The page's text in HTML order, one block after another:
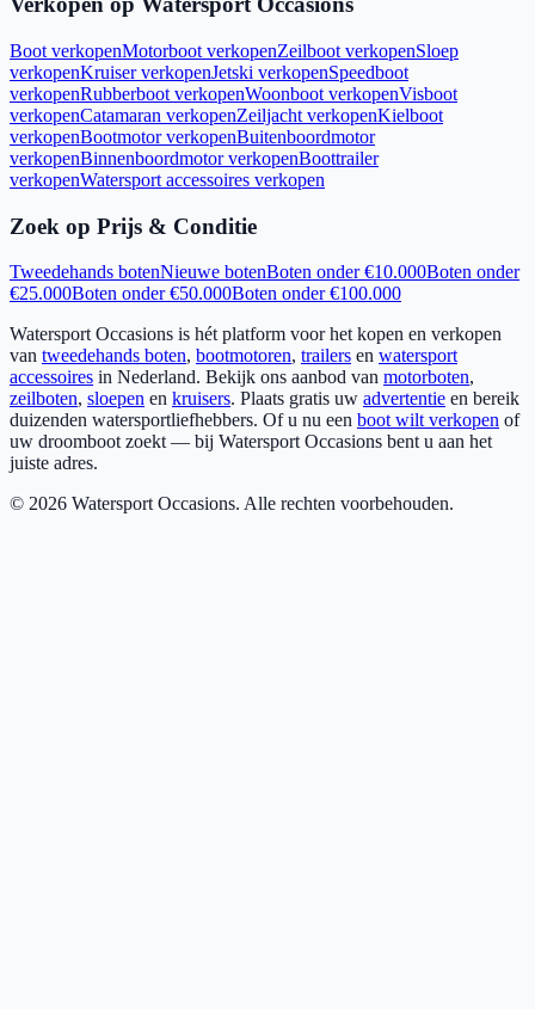
Boot verkopenMotorboot verkopenZeilboot verkopenSloep
verkopenKruiser verkopenJetski verkopenSpeedboot
verkopenRubberboot verkopenWoonboot verkopenVisboot
verkopenCatamaran verkopenZeiljacht verkopenKielboot
verkopenBootmotor verkopenBuitenboordmotor
verkopenBinnenboordmotor verkopenBoottrailer
verkopenWatersport accessoires verkopen
Zoek op Prijs & Conditie
Tweedehands botenNieuwe botenBoten onder €10.000Boten onder
€25.000Boten onder €50.000Boten onder €100.000
Watersport Occasions is hét platform voor het kopen en verkopen
van tweedehands boten, bootmotoren, trailers en watersport
accessoires in Nederland. Bekijk ons aanbod van motorboten,
zeilboten, sloepen en kruisers. Plaats gratis uw advertentie en bereik
duizenden watersportliefhebbers. Of u nu een boot wilt verkopen of
uw droomboot zoekt — bij Watersport Occasions bent u aan het
juiste adres.
© 2026 Watersport Occasions. Alle rechten voorbehouden.